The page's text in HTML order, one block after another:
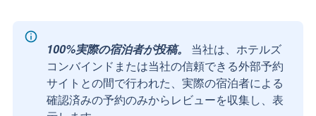
100%実際の宿泊者が投稿。
当社は、ホテルズ
コンバインドまたは当社の信頼できる外部予約
サイトとの間で行われた、実際の宿泊者による
確認済みの予約のみからレビューを収集し、表